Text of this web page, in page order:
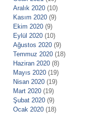
Aralık 2020 (10)
Kasım 2020 (9)
Ekim 2020 (9)
Eylül 2020 (10)
Ağustos 2020 (9)
Temmuz 2020 (18)
Haziran 2020 (8)
Mayıs 2020 (19)
Nisan 2020 (19)
Mart 2020 (19)
Şubat 2020 (9)
Ocak 2020 (18)